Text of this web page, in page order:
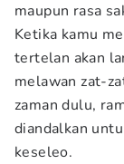
maupun rasa
Ketika kamu
tertelan akan
melawan zat-
zaman dulu,
diandalkan
keseleo.